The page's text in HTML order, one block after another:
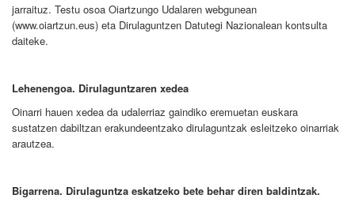
jarraituz. Testu osoa Oiartzungo Udalaren webgunean
(www.oiartzun.eus) eta Dirulaguntzen Datutegi Nazionalean kontsulta
daiteke.
Lehenengoa. Dirulaguntzaren xedea
Oinarri hauen xedea da udalerriaz gaindiko eremuetan euskara
sustatzen dabiltzan erakundeentzako dirulaguntzak esleitzeko oinarriak
arautzea.
Bigarrena. Dirulaguntza eskatzeko bete behar diren baldintzak.